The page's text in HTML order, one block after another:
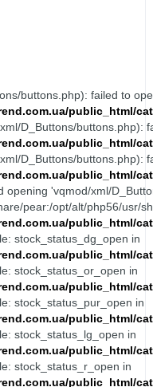
buttons.php): failed to
public_html/
D_Buttons/buttons.php):
public_html/
D_Buttons/buttons.php):
public_html/
opening 'vqmod/xml/
pear:/opt/alt/php56/usr/
public_html/
stock_status_dg_open in
public_html/
stock_status_or_open in
public_html/
stock_status_pur_open in
public_html/
stock_status_lg_open in
public_html/
stock_status_r_open in
public_html/